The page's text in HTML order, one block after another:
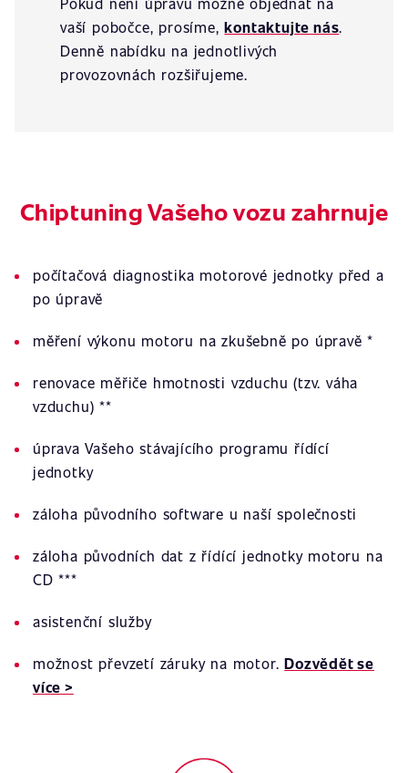
vaší pobočce, prosíme,kontaktujte nás.
Denně nabídku na jednotlivých
provozovnách rozšiřujeme.
Chiptuning Vašeho vozu zahrnuje
počítačová diagnostika motorové jednotky před a
po úpravě
měření výkonu motoru na zkušebně po úpravě *
renovace měřiče hmotnosti vzduchu (tzv. váha
vzduchu) **
úprava Vašeho stávajícího programu řídící
jednotky
záloha původního software u naší společnosti
záloha původních dat z řídící jednotky motoru na
CD ***
asistenční služby
možnost převzetí záruky na motor.Dozvědět se
více >